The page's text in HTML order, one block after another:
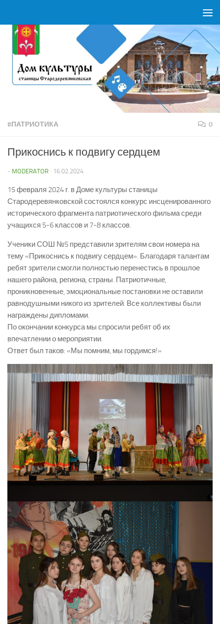
#ПАТРИОТИКА 0
Прикоснись к подвигу сердцем
- MODERATOR · 16.02.2024
15 февраля 2024 г. в Доме культуры станицы
Стародеревянковской состоялся конкурс инсценированного
исторического фрагмента патриотического фильма среди
учащихся 5-6 классов и 7-8 классов.
Ученики СОШ №5 представили зрителям свои номера на
тему «Прикоснись к подвигу сердцем». Благодаря талантам
ребят зрители смогли полностью перенестись в прошлое
нашего района, региона, страны. Патриотичные,
проникновенные, эмоциональные постановки не оставили
равнодушными никого из зрителей. Все коллективы были
награждены дипломами.
По окончании конкурса мы спросили ребят об их
впечатлении о мероприятии.
Ответ был таков: «Мы помним, мы гордимся!»